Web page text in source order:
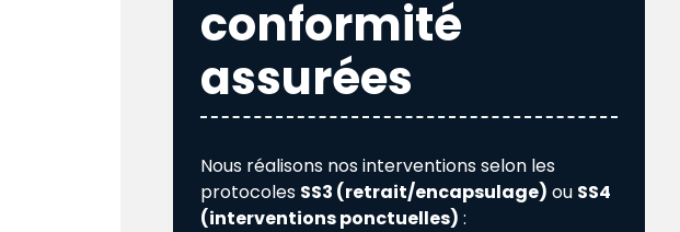
conformité
assurées
Nous réalisons nos interventions selon les
protocoles SS3 (retrait/encapsulage) ou SS4
(interventions ponctuelles) :